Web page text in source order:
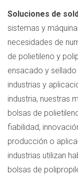
Soluciones de
sistemas y
necesidades de
de polietileno y
ensacado y
industrias y
industria, nuestras
bolsas de
fiabilidad,
producción o
industrias utilizan
bolsas de